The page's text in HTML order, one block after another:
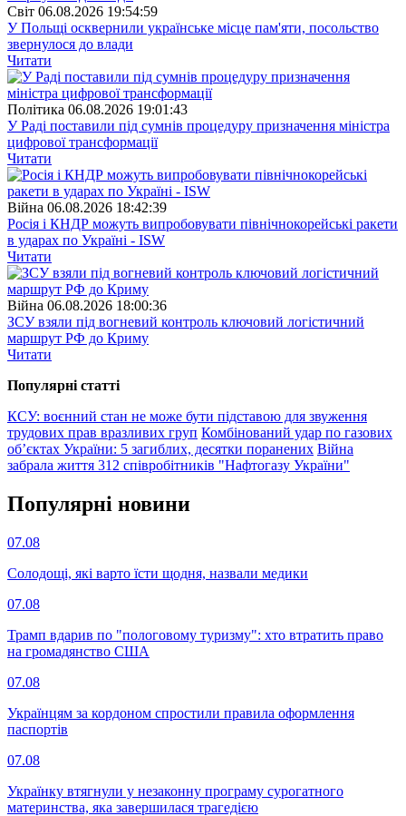
Свiт 06.08.2026 19:54:59
У Польщі осквернили українське місце пам'яти, посольство
звернулося до влади
Читати
Полiтика 06.08.2026 19:01:43
У Раді поставили під сумнів процедуру призначення міністра
цифрової трансформації
Читати
Війна 06.08.2026 18:42:39
Росія і КНДР можуть випробовувати північнокорейські ракети
в ударах по Україні - ISW
Читати
Війна 06.08.2026 18:00:36
ЗСУ взяли під вогневий контроль ключовий логістичний
маршрут РФ до Криму
Читати
Популярнi статтi
КСУ: воєнний стан не може бути підставою для звуження
трудових прав вразливих груп Комбінований удар по газових
об’єктах України: 5 загиблих, десятки поранених Війна
забрала життя 312 співробітників "Нафтогазу України"
Популярнi новини
07.08
Солодощі, які варто їсти щодня, назвали медики
07.08
Трамп вдарив по "пологовому туризму": хто втратить право
на громадянство США
07.08
Українцям за кордоном спростили правила оформлення
паспортів
07.08
Українку втягнули у незаконну програму сурогатного
материнства, яка завершилася трагедією